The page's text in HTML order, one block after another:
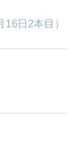
日2本目）